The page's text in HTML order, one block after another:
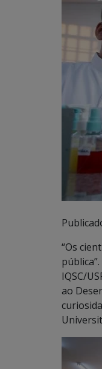
“Os
IQSC/
ao